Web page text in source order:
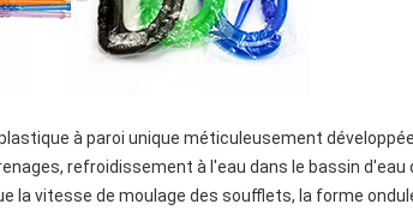
à paroi unique méticuleusement
refroidissement à l'eau dans le bassin d'eau
la vitesse de moulage des soufflets, la forme